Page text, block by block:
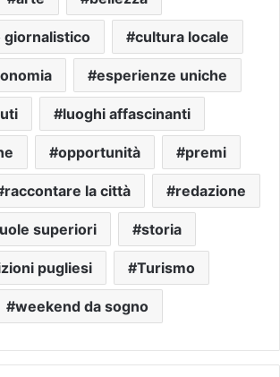
giornalistico cultura locale
esperienze uniche
luoghi affascinanti
opportunità premi
raccontare la città redazione
superiori storia
pugliesi Turismo
weekend da sogno